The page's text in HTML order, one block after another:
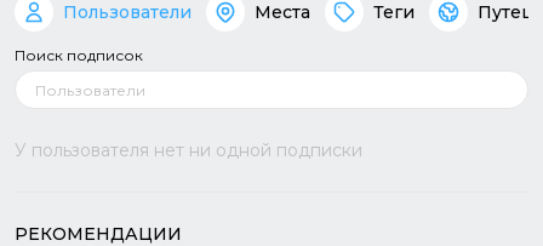
Пользователи Места Теги
Поиск подписок
У пользователя нет ни одной подписки
РЕКОМЕНДАЦИИ